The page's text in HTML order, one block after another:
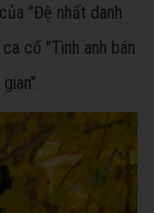
"Đệ nhất danh
cổ "Tình anh bán